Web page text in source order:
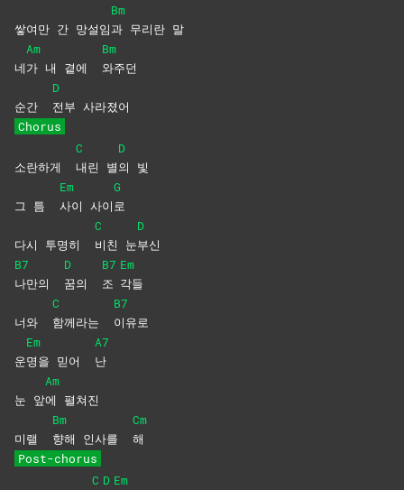
쌓여만 간 망설임
Bm
과 무리란 말
네
Am
가 내 곁에
Bm
와주던
순간
D
전부 사라졌어
Chorus
소란하게
C
내린 별
D
의 빛
그 틈
Em
사이 사이
G
로
다시 투명히
C
비친 눈
D
부신
B7
나만의
D
꿈의
B7
조
Em
각들
너와
C
함께라는
B7
이유로
운
Em
명을 믿어
A7
난
눈 앞
Am
에 펼쳐진
미랠
Bm
향해 인사를
Cm
해
Post-chorus
C D Em